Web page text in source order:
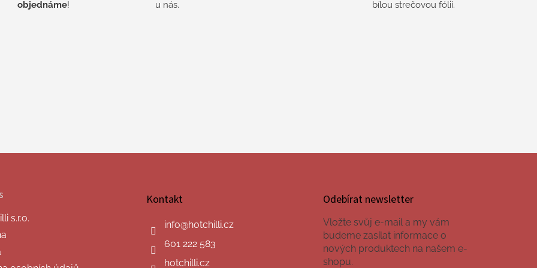
objednáme!
u nás.
bílou strečovou fólií.
s.r.o.
Kontakt
info@hotchilli.cz
601 222 583
hotchilli.cz
Odebírat newsletter
Vložte svůj e-mail a my vám
budeme zasílat informace o
nových produktech na našem e-
shopu.